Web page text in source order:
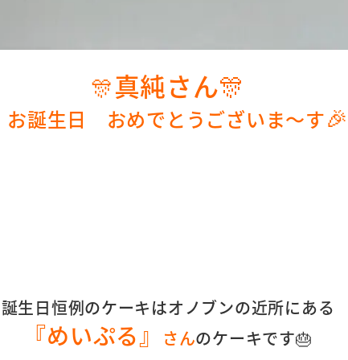
🎊真純さん🎊
お誕生日 おめでとうございま～す🎉
誕生日恒例のケーキはオノブンの近所にある
『めいぷる』 さんのケーキです🎂